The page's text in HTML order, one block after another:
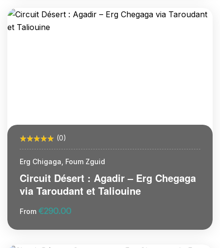
More Information
(0)
Erg Chigaga, Foum Zguid
Circuit Désert : Agadir – Erg Chegaga
via Taroudant et Taliouine
From €290.00